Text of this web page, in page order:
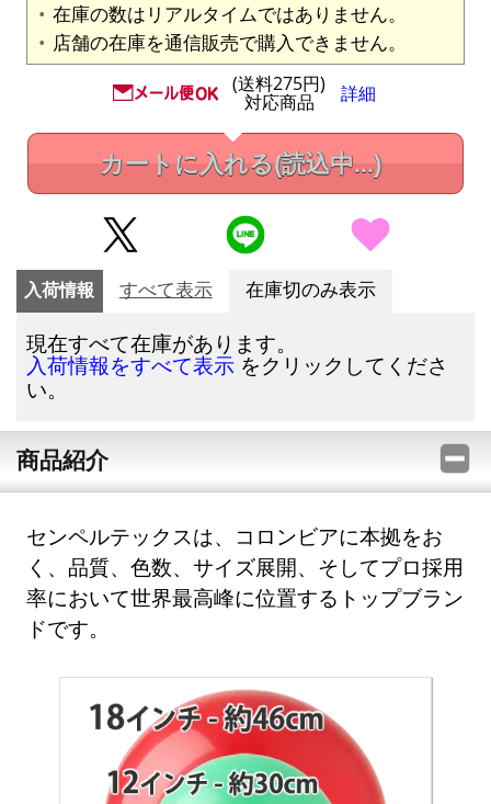
在庫の数はリアルタイムではありません。
店舗の在庫を通信販売で購入できません。
(送料275円)
対応商品 詳細
カートに入れる(読込中...)
入荷情報 すべて表示 在庫切のみ表示
現在すべて在庫があります。
入荷情報をすべて表示 をクリックしてくださ
い。
商品紹介
センペルテックスは、コロンビアに本拠をお
く、品質、色数、サイズ展開、そしてプロ採用
率において世界最高峰に位置するトップブラン
ドです。